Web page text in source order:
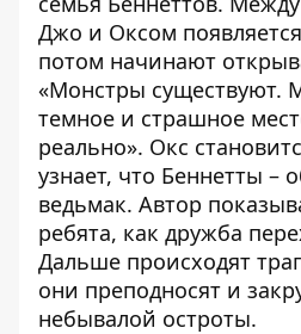
Джо и Оксом
потом начинают
«Монстры существуют.
темное и страшное
реально». Окс
узнает, что Беннетты –
ведьмак. Автор
ребята, как дружба
Дальше происходят
они преподносят и
небывалой остроты.